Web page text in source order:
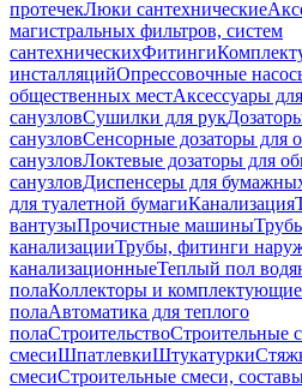
протечекЛюки сантехнические
магистральных фильтров, систем
сантехническихФитинги
инсталляцийОпрессовочные
общественных местАксессуары
санузловСушилки для рук
санузловСенсорные дозаторы для
санузловЛоктевые дозаторы для
санузловДиспенсеры для
для туалетной бумагиКанализация
вантузыПрочистные машины
канализацииТрубы, фитинги
канализационныеТеплый пол
полаКоллекторы и комплектующие
полаАвтоматика для теплого
полаСтроительствоСтроительные
смесиШпатлевкиШтукатурки
смесиСтроительные смеси,